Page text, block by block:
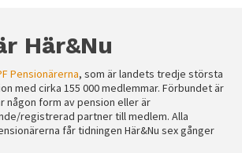
Här&Nu
Pensionärerna, som är landets tredje största
med cirka 155 000 medlemmar. Förbundet är
någon form av pension eller är
registrerad partner till medlem. Alla
får tidningen Här&Nu sex gånger